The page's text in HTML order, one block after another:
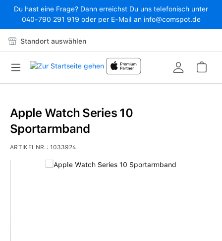
Zum Hauptinhalt springen
Du hast eine Frage? Dann erreichst Du uns telefonisch unter
040-790 291 919 oder per E-Mail an info@comspot.de
Standort auswählen
Bildergalerie überspringen
Apple Watch Series 10
Sportarmband
ARTIKELNR.:1033924